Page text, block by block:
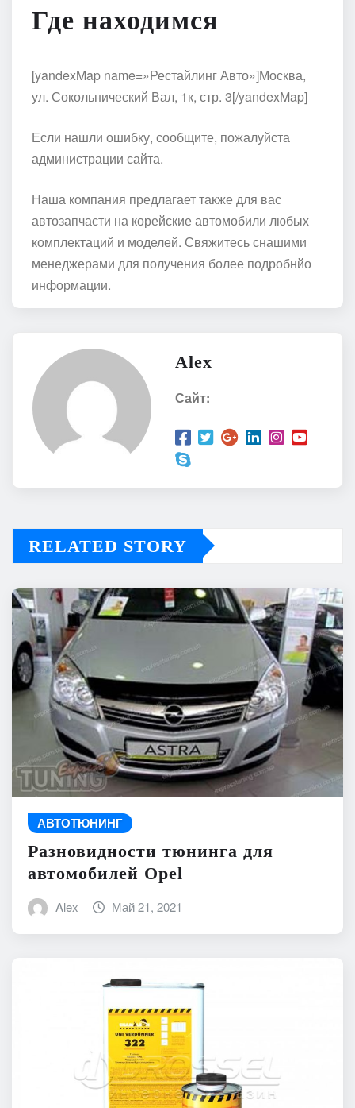
Где находимся
[yandexMap name=»Рестайлинг Авто»]Москва,
ул. Сокольнический Вал, 1к, стр. 3[/yandexMap]
Если нашли ошибку, сообщите, пожалуйста
администрации сайта.
Наша компания предлагает также для вас
автозапчасти на корейские автомобили любых
комплектаций и моделей. Свяжитесь снашими
менеджерами для получения более подробнйо
информации.
Alex
Сайт:
RELATED STORY
АВТОТЮНИНГ
Разновидности тюнинга для
автомобилей Opel
Alex Май 21, 2021